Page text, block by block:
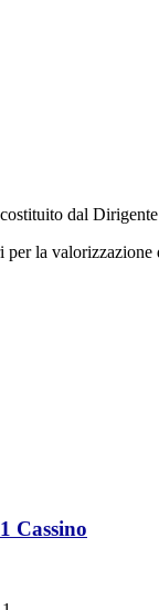
dal
la valorizzazione
Cassino